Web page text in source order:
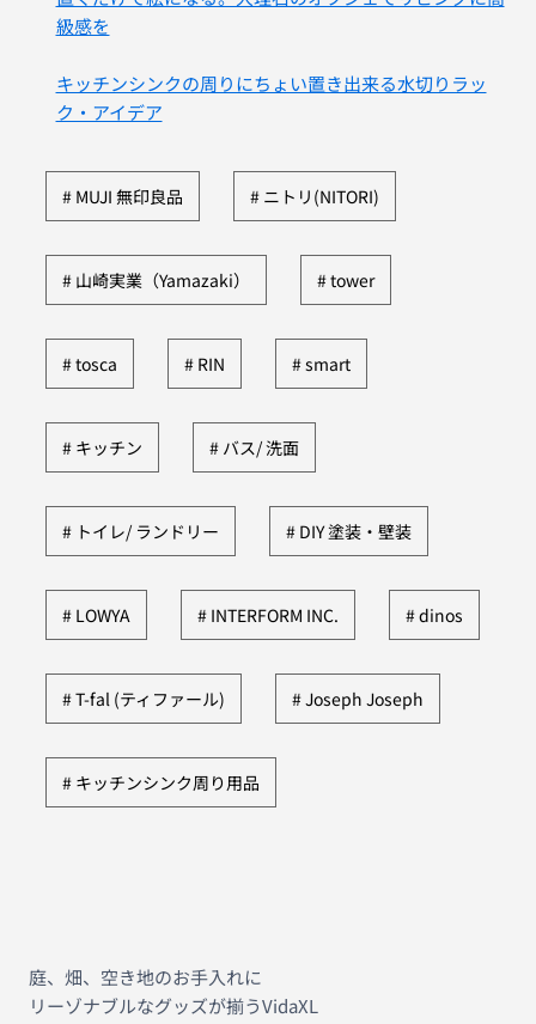
級感を
キッチンシンクの周りにちょい置き出来る水切りラッ
ク・アイデア
MUJI 無印良品 ニトリ(NITORI)
山崎実業（Yamazaki） tower
tosca RIN smart
キッチン バス/ 洗面
トイレ/ ランドリー DIY 塗装・壁装
LOWYA INTERFORM INC. dinos
T-fal (ティファール) Joseph Joseph
キッチンシンク周り用品
庭、畑、空き地のお手入れに
リーゾナブルなグッズが揃うVidaXL